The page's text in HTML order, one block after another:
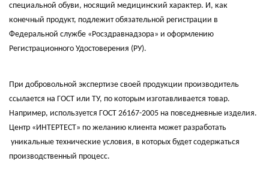
специальной обуви, носящий медицинский характер. И, как
конечный продукт, подлежит обязательной регистрации в
Федеральной службе «Росздравнадзора» и оформлению
Регистрационного Удостоверения (РУ).
При добровольной экспертизе своей продукции производитель
ссылается на ГОСТ или ТУ, по которым изготавливается товар.
Например, используется ГОСТ 26167-2005 на повседневные изделия.
Центр «ИНТЕРТЕСТ» по желанию клиента может разработать
уникальные технические условия, в которых будет содержаться
производственный процесс.